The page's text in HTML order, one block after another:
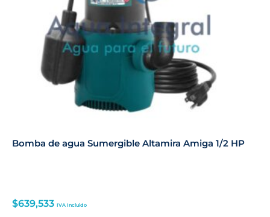
Bomba de agua Sumergible Altamira Amiga 1/2 HP
$639,533 IVA Incluido